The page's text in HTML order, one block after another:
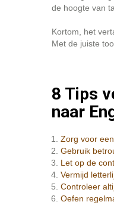
de hoogte van
Kortom, het
Met de juiste
8 Tips
naar
Zorg voor
Gebruik
Let op de
Vermijd
Controleer
Oefen